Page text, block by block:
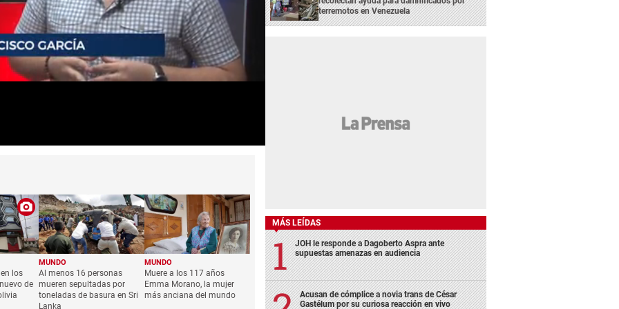
terremotos en Venezuela
MÁS LEÍDAS
JOH le responde a Dagoberto Aspra ante
supuestas amenazas en audiencia
Acusan de cómplice a novia trans de César
Gastélum por su curiosa reacción en vivo